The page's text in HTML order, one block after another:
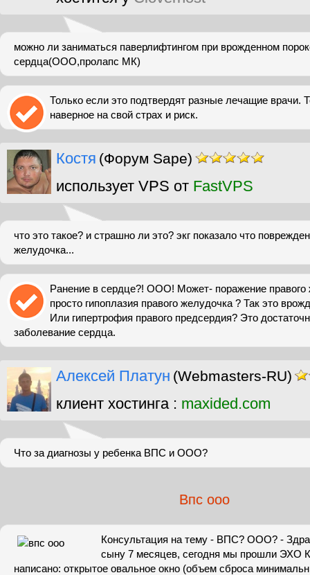
можно ли заниматься паверлифтингом при врожденном
сердца(ООО,пролапс МК)
Только если это подтвердят разные лечащие врачи.
наверное на свой страх и риск.
Костя (Форум Sape)
использует VPS от FastVPS
что это такое? и страшно ли это? экг показало что
желудочка...
Ранение в сердце?! ООО! Может- поражение правого
просто гипоплазия правого желудочка ? Так это
Или гипертрофия правого предсердия? Это
заболевание сердца.
Алексей Платун (Webmasters-RU)
клиент хостинга : maxided.com
Что за диагнозы у ребенка ВПС и ООО?
Впс ооо
Консультация на тему - ВПС? ООО? -
сыну 7 месяцев, сегодня мы прошли ЭХО
написано: открытое овальное окно (объем сброса